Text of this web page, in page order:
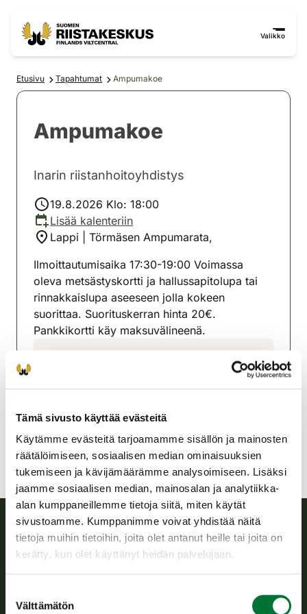
Tämä sivusto käyttää evästeitä
Käytämme evästeitä tarjoamamme sisällön ja mainosten
räätälöimiseen, sosiaalisen median ominaisuuksien
tukemiseen ja kävijämäärämme analysoimiseen. Lisäksi
jaamme sosiaalisen median, mainosalan ja analytiikka-
alan kumppaneillemme tietoja siitä, miten käytät
sivustoamme. Kumppanimme voivat yhdistää näitä
tietoja muihin tietoihin, joita olet antanut heille tai joita on
kerätty, kun olet käyttänyt heidän palvelujaan.
valinta
Välttämätön
Valikko
Etusivu Tapahtumat Ampumakoe
Ampumakoe
Inarin riistanhoitoyhdistys
19.8.2026 Klo: 18:00
Lisää kalenteriin
Lappi | Törmäsen Ampumarata,
Ilmoittautumisaika 17:30-19:00 Voimassa
oleva metsästyskortti ja hallussapitolupa tai
rinnakkaislupa aseeseen jolla kokeen
suorittaa. Suorituskerran hinta 20€.
Pankkikortti käy maksuvälineenä.
inari@rhy.riista.fi
Suomen riistakeskus
riistanhoitoyhdistysten toimintaa ja huolehtii riistapolitiikan
toimeenpanosta sekä vastaa sille säädetyistä julkisista